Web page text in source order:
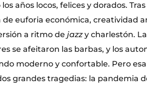
años locos, felices y dorados.
de euforia económica, creatividad
a ritmo de jazzy charlestón.
se afeitaron las barbas, y los
moderno y confortable. Pero
grandes tragedias: la pandemia